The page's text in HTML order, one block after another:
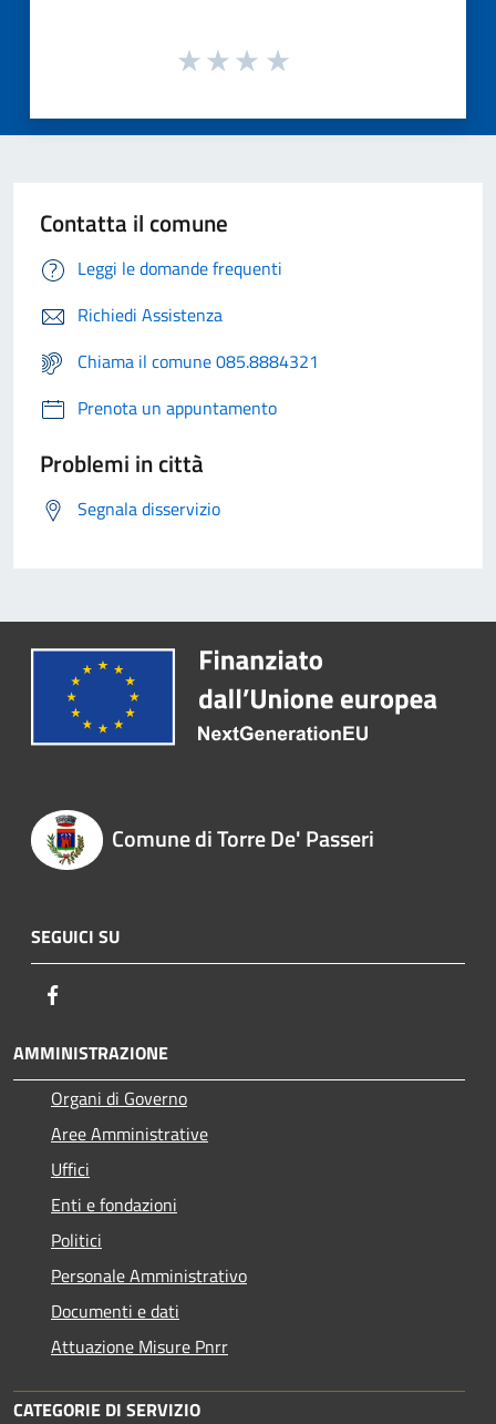
Contatta il comune
Leggi le domande frequenti
Richiedi Assistenza
Chiama il comune 085.8884321
Prenota un appuntamento
Problemi in città
Segnala disservizio
Comune di Torre De' Passeri
SEGUICI SU
AMMINISTRAZIONE
Organi di Governo
Aree Amministrative
Uffici
Enti e fondazioni
Politici
Personale Amministrativo
Documenti e dati
Attuazione Misure Pnrr
CATEGORIE DI SERVIZIO